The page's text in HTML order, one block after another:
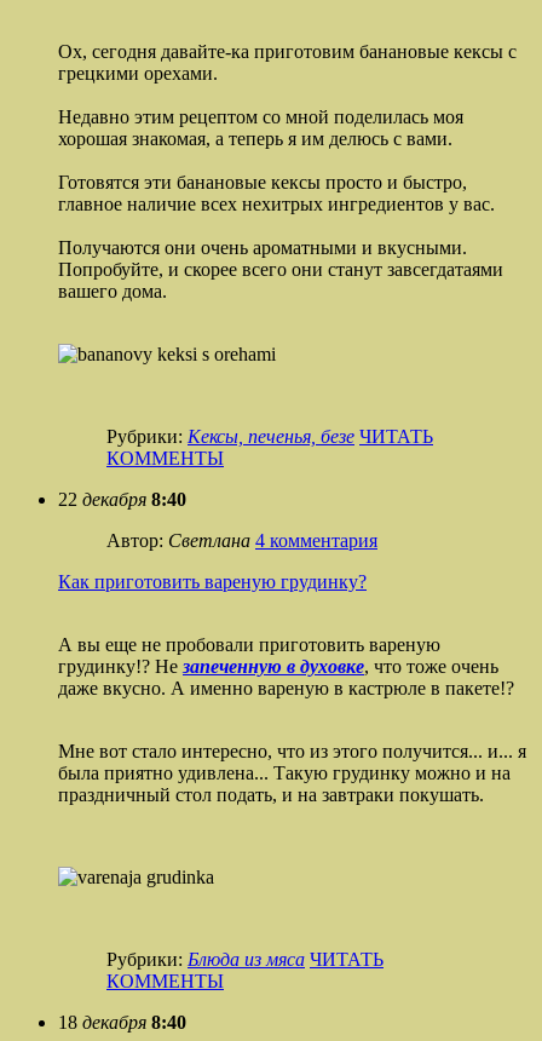
Ох, сегодня давайте-ка приготовим банановые кексы с
грецкими орехами.
Недавно этим рецептом со мной поделилась моя
хорошая знакомая, а теперь я им делюсь с вами.
Готовятся эти банановые кексы просто и быстро,
главное наличие всех нехитрых ингредиентов у вас.
Получаются они очень ароматными и вкусными.
Попробуйте, и скорее всего они станут завсегдатаями
вашего дома.
Рубрики: Кексы, печенья, безе ЧИТАТЬ
КОММЕНТЫ
22 декабря 8:40
Автор: Светлана 4 комментария
Как приготовить вареную грудинку?
А вы еще не пробовали приготовить вареную
грудинку!? Не запеченную в духовке, что тоже очень
даже вкусно. А именно вареную в кастрюле в пакете!?
Мне вот стало интересно, что из этого получится... и... я
была приятно удивлена... Такую грудинку можно и на
праздничный стол подать, и на завтраки покушать.
Рубрики: Блюда из мяса ЧИТАТЬ
КОММЕНТЫ
18 декабря 8:40